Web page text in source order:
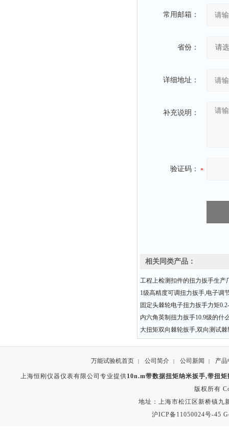
常用邮箱：
省份：
详细地址：
补充说明：
验证码：
相关同类产品：
工程上检测扣件的扭力扳手生产
1级高精度可调扭力扳手,电子调
固定头棘轮电子扭力扳手力矩
内六角英制扭力扳手10.9级的什
大扭矩双向棘轮扳手,双向测试
万能试验机首页 | 公司简介 | 公司新闻 | 产品
上海恒刚仪器仪表有限公司专业提供10n.m带数据扭矩纳米扳手,带扭矩
版权所有
地址：上海市松江区新桥镇九
沪ICP备11050024号-45